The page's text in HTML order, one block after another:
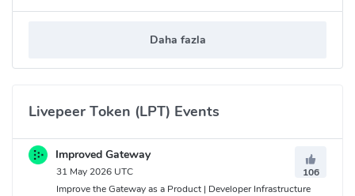
Daha fazla
Livepeer Token (LPT) Events
Improved Gateway
31 May 2026 UTC
106
Improve the Gateway as a Product | Developer Infrastructure